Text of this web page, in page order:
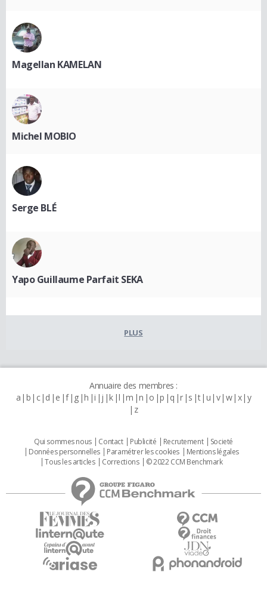
Magellan KAMELAN
Michel MOBIO
Serge BLÉ
Yapo Guillaume Parfait SEKA
PLUS
Annuaire des membres :
a b c d e f g h i j k l m n o p q r s t u v w x y
z
Qui sommes nous Contact Publicité Recrutement
Societé
Données personnelles
Paramétrer les cookies
Mentions légales
Tous les articles
Corrections © 2022 CCM Benchmark